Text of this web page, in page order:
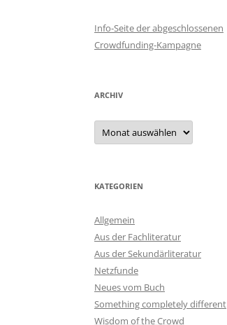
Info-Seite der abgeschlossenen
Crowdfunding-Kampagne
ARCHIV
Archiv
KATEGORIEN
Allgemein
Aus der Fachliteratur
Aus der Sekundärliteratur
Netzfunde
Neues vom Buch
Something completely different
Wisdom of the Crowd